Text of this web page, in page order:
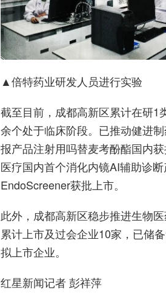
▲倍特药业研发人员进行实验
截至目前，成都高新区累计在研1
余个处于临床阶段。已推动健进
报产品注射用吗替麦考酚酯国内
医疗国内首个消化内镜AI辅助诊
EndoScreener获批上市。
此外，成都高新区稳步推进生物
累计上市及过会企业10家，已储
拟上市企业。
红星新闻记者 彭祥萍